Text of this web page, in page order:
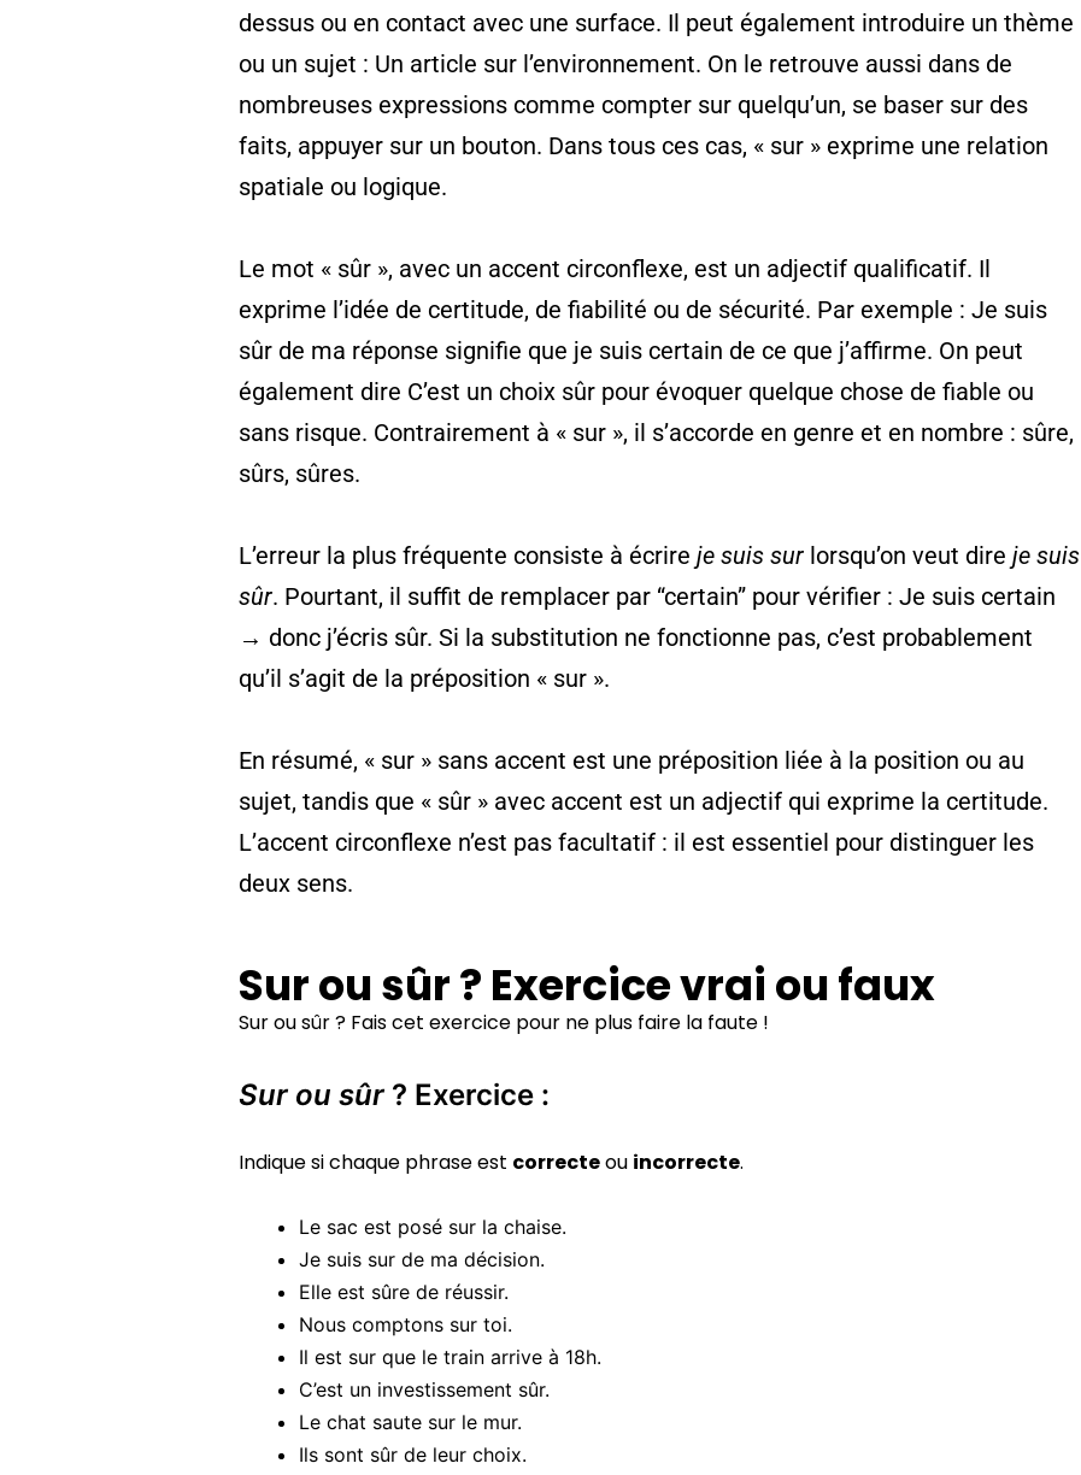
dessus ou en contact avec une surface. Il peut également introduire un thème
ou un sujet : Un article sur l’environnement. On le retrouve aussi dans de
nombreuses expressions comme compter sur quelqu’un, se baser sur des
faits, appuyer sur un bouton. Dans tous ces cas, « sur » exprime une relation
spatiale ou logique.
Le mot « sûr », avec un accent circonflexe, est un adjectif qualificatif. Il
exprime l’idée de certitude, de fiabilité ou de sécurité. Par exemple : Je suis
sûr de ma réponse signifie que je suis certain de ce que j’affirme. On peut
également dire C’est un choix sûr pour évoquer quelque chose de fiable ou
sans risque. Contrairement à « sur », il s’accorde en genre et en nombre : sûre,
sûrs, sûres.
L’erreur la plus fréquente consiste à écrireje suis sur lorsqu’on veut direje suis
sûr. Pourtant, il suffit de remplacer par “certain” pour vérifier : Je suis certain
→ donc j’écris sûr. Si la substitution ne fonctionne pas, c’est probablement
qu’il s’agit de la préposition « sur ».
En résumé, « sur » sans accent est une préposition liée à la position ou au
sujet, tandis que « sûr » avec accent est un adjectif qui exprime la certitude.
L’accent circonflexe n’est pas facultatif : il est essentiel pour distinguer les
deux sens.
Sur ou sûr ? Exercice vrai ou faux
Sur ou sûr ? Fais cet exercice pour ne plus faire la faute !
Sur ou sûr ? Exercice :
Indique si chaque phrase est correcteou incorrecte.
Le sac est posé sur la chaise.
Je suis sur de ma décision.
Elle est sûre de réussir.
Nous comptons sur toi.
Il est sur que le train arrive à 18h.
C’est un investissement sûr.
Le chat saute sur le mur.
Ils sont sûr de leur choix.